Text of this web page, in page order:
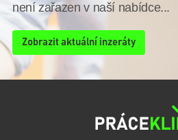
není zařazen v naší nabídce...
Zobrazit aktuální inzeráty